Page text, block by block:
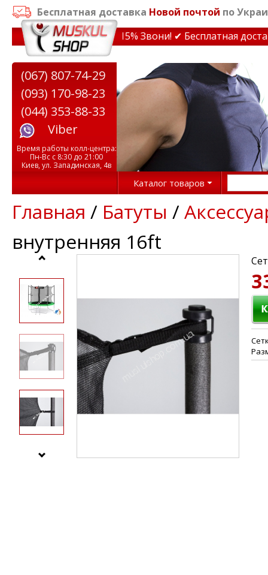
Бесплатная доставка Новой почтой по
на тренажеры до 15% Звони! ✔ Бесплатная
(067) 807-74-29
(093) 170-98-23
(044) 353-88-33
Viber
Время работы колл-центра:
Пн-Вс с 8:30 до 21:00
Киев, ул. Западинская, 4в
Каталог товаров
Главная / Батуты /
внутренняя 16ft